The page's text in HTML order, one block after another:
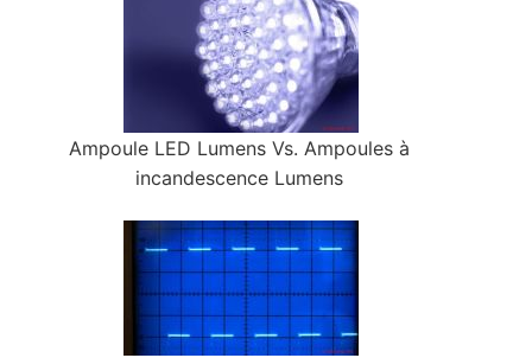
Ampoule LED Lumens Vs. Ampoules à
incandescence Lumens